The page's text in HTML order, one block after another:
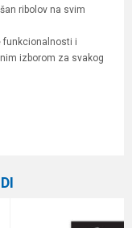
ribolov na svim
funkcionalnosti i
izborom za svakog